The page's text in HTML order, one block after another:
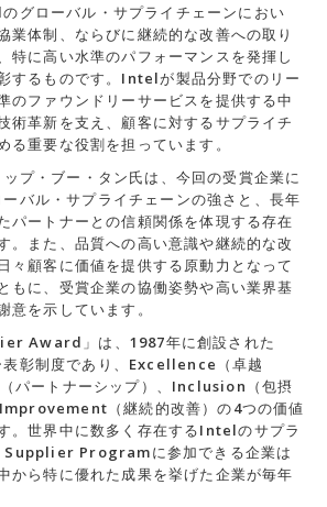
グローバル・サプライチェーンにおい
業体制、ならびに継続的な改善への取り
特に高い水準のパフォーマンスを発揮し
するものです。Intelが製品分野でのリー
のファウンドリーサービスを提供する中
術革新を支え、顧客に対するサプライチ
る重要な役割を担っています。
プ・ブー・タン氏は、今回の受賞企業に
バル・サプライチェーンの強さと、長年
パートナーとの信頼関係を体現する存在
。また、品質への高い意識や継続的な改
々顧客に価値を提供する原動力となって
もに、受賞企業の協働姿勢や高い業界基
意を示しています。
Award」は、1987年に創設された
彰制度であり、Excellence（卓越
パートナーシップ）、Inclusion（包摂
（継続的改善）の4つの価値
。世界中に数多く存在するIntelのサプラ
Supplier Programに参加できる企業は
から特に優れた成果を挙げた企業が毎年